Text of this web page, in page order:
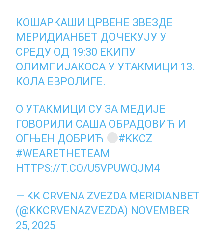
КОШАРКАШИ ЦРВЕНЕ ЗВЕЗДЕ
МЕРИДИАНБЕТ ДОЧЕКУЈУ У
СРЕДУ ОД 19:30 ЕКИПУ
ОЛИМПИЈАКОСА У УТАКМИЦИ 13.
КОЛА ЕВРОЛИГЕ.
О УТАКМИЦИ СУ ЗА МЕДИЈЕ
ГОВОРИЛИ САША ОБРАДОВИЋ И
ОГЊЕН ДОБРИЋ
#KKCZ
#WEARETHETEAM
HTTPS://T.CO/U5VPUWQJM4
— KK CRVENA ZVEZDA MERIDIANBET
(@KKCRVENAZVEZDA) NOVEMBER
25, 2025